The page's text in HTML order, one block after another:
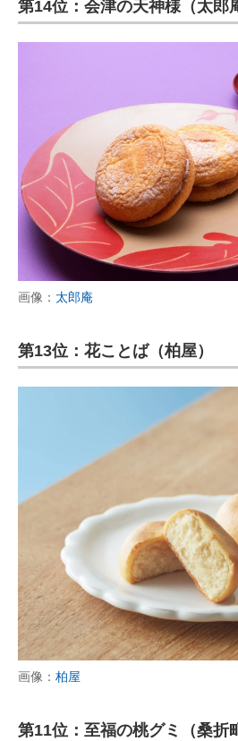
第14位：会津の天神様（太郎
画像： 太郎庵
第13位：花ことば（柏屋）
画像： 柏屋
第11位：至福の桃グミ（桑折